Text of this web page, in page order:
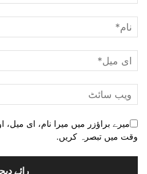
میرے براؤزر میں میرا نام، ای
وقت میں تبصرہ کریں.